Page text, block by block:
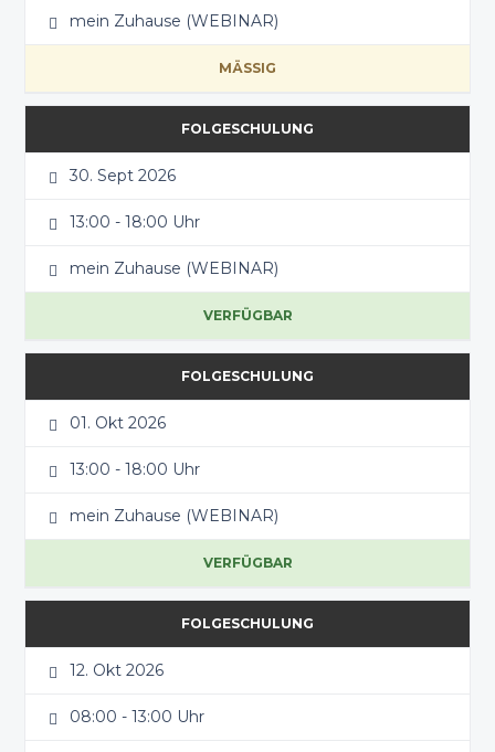
mein Zuhause (WEBINAR)
MÄSSIG
FOLGESCHULUNG
30. Sept 2026
13:00 - 18:00 Uhr
mein Zuhause (WEBINAR)
VERFÜGBAR
FOLGESCHULUNG
01. Okt 2026
13:00 - 18:00 Uhr
mein Zuhause (WEBINAR)
VERFÜGBAR
FOLGESCHULUNG
12. Okt 2026
08:00 - 13:00 Uhr